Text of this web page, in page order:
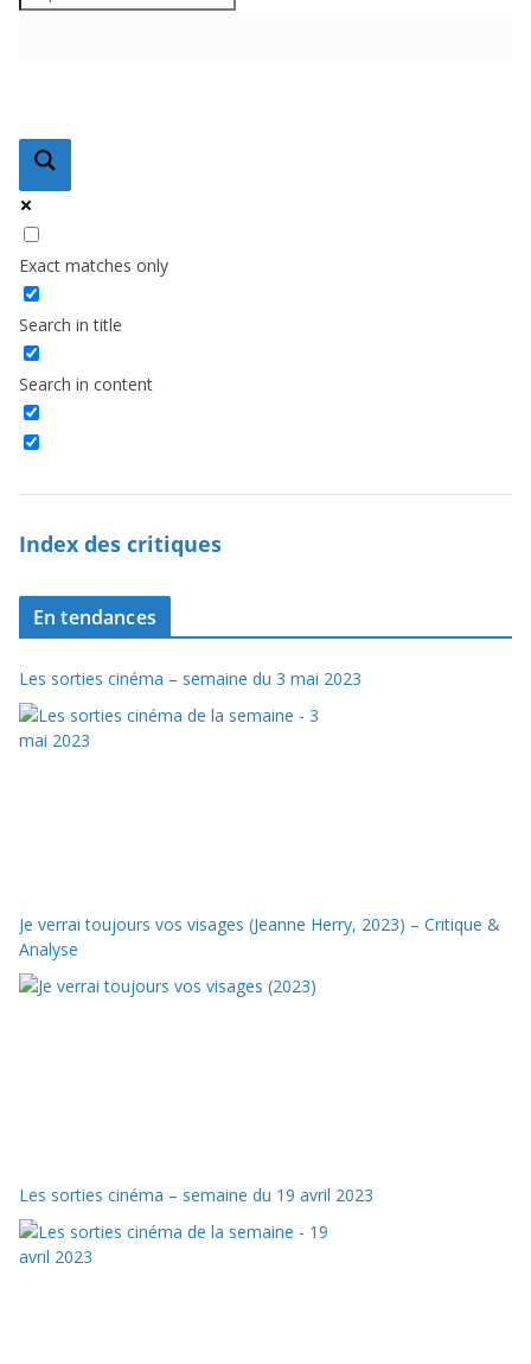
Exact matches only
Search in title
Search in content
Index des critiques
En tendances
Les sorties cinéma – semaine du 3 mai 2023
Je verrai toujours vos visages (Jeanne Herry, 2023) – Critique &
Analyse
Les sorties cinéma – semaine du 19 avril 2023